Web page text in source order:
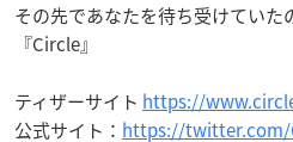
その先であなたを待ち受けてい
『Circle』
ティザーサイト https://
公式サイト： https://twitter.com/